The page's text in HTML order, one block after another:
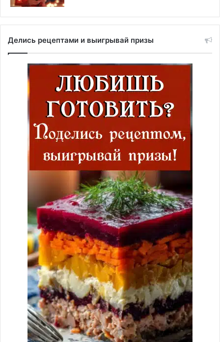
Делись рецептами и выигрывай призы